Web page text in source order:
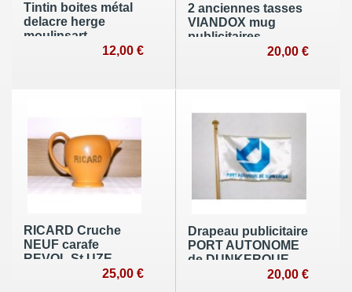
Tintin boites métal
delacre herge
moulinsart
12,00 €
2 anciennes tasses
VIANDOX mug
publicitaires
estaminet années
20,00 €
RICARD Cruche
NEUF carafe
REVOL St UZE
anisette broc pot25,00 €
Drapeau publicitaire
PORT AUTONOME
de DUNKERQUE
Fanion maritime20,00 €